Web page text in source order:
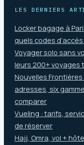
LES DERNIERS
Locker bagage à
quels codes
Voyager solo sans
leurs 200+ voyages
Nouvelles
adresses, six
comparer
Vueling : tarifs,
de réserver
Hajj, Omra, vol +